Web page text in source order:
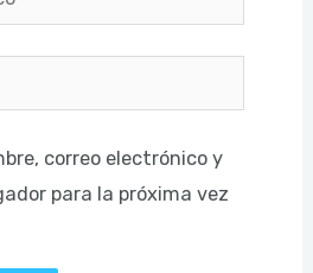
correo electrónico y
para la próxima vez